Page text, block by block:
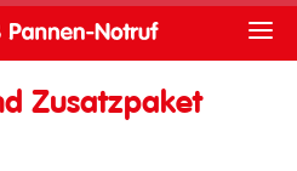
Zusatzpaket